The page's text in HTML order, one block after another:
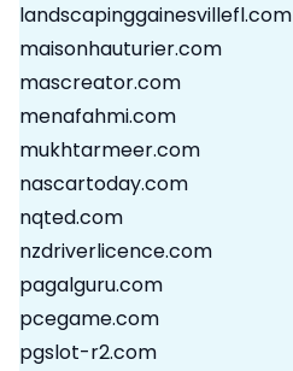
landscapinggainesvillefl.com
maisonhauturier.com
mascreator.com
menafahmi.com
mukhtarmeer.com
nascartoday.com
nqted.com
nzdriverlicence.com
pagalguru.com
pcegame.com
pgslot-r2.com